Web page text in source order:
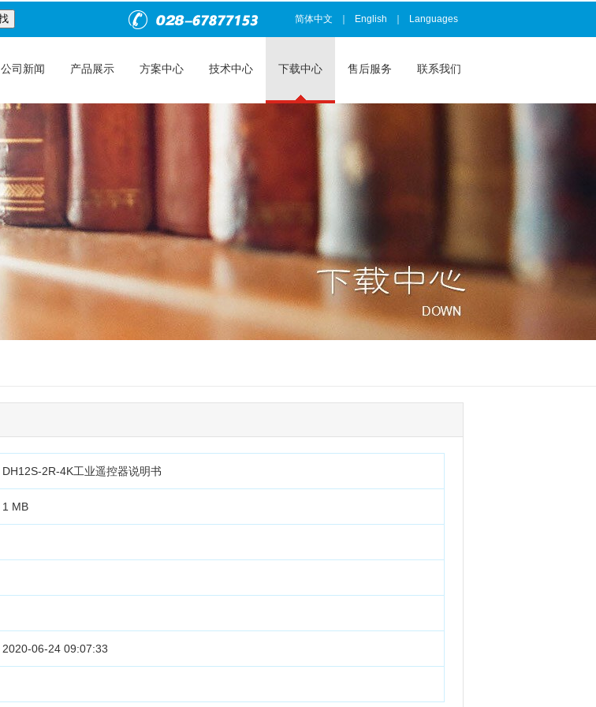
简体中文 English Languages
公司新闻 产品展示 方案中心 技术中心 下载中心 售后服务 联系我们
DH12S-2R-4K工业遥控器说明书
1 MB
2020-06-24 09:07:33